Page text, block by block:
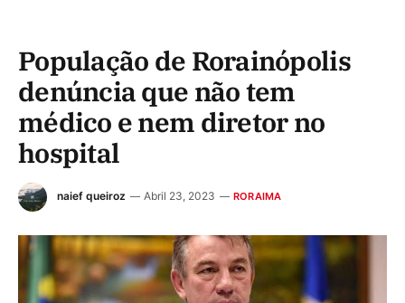
População de Rorainópolis
denúncia que não tem
médico e nem diretor no
hospital
naief queiroz Abril 23, 2023 RORAIMA